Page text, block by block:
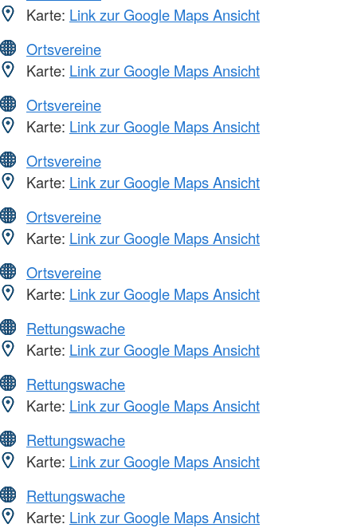
Karte: Link zur Google Maps Ansicht
Ortsvereine
Karte: Link zur Google Maps Ansicht
Ortsvereine
Karte: Link zur Google Maps Ansicht
Ortsvereine
Karte: Link zur Google Maps Ansicht
Ortsvereine
Karte: Link zur Google Maps Ansicht
Ortsvereine
Karte: Link zur Google Maps Ansicht
Rettungswache
Karte: Link zur Google Maps Ansicht
Rettungswache
Karte: Link zur Google Maps Ansicht
Rettungswache
Karte: Link zur Google Maps Ansicht
Rettungswache
Karte: Link zur Google Maps Ansicht